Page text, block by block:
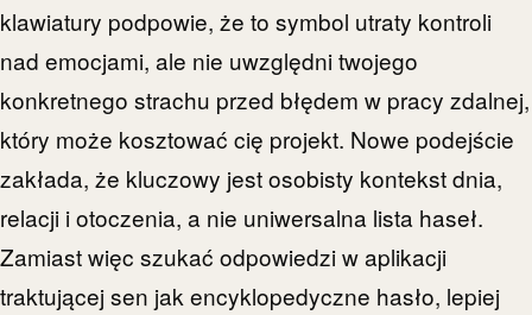
klawiatury podpowie, że to symbol utraty kontroli
nad emocjami, ale nie uwzględni twojego
konkretnego strachu przed błędem w pracy zdalnej,
który może kosztować cię projekt. Nowe podejście
zakłada, że kluczowy jest osobisty kontekst dnia,
relacji i otoczenia, a nie uniwersalna lista haseł.
Zamiast więc szukać odpowiedzi w aplikacji
traktującej sen jak encyklopedyczne hasło, lepiej